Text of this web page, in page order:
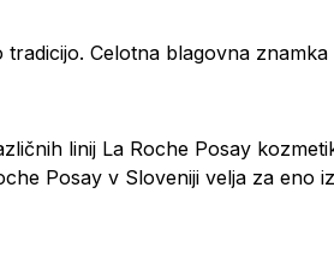
Celotna blagovna
linij La Roche Posay
Posay v Sloveniji velja za eno